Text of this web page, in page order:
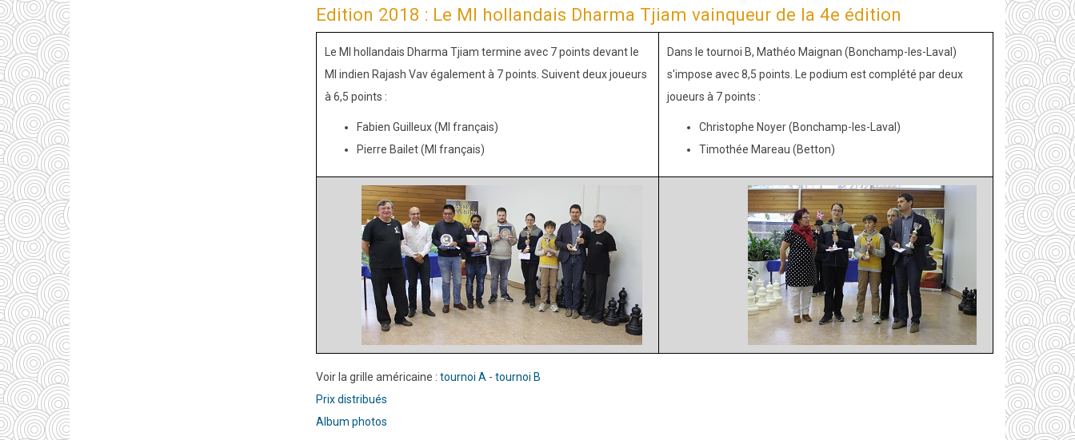
2018
Reportage
3
Bretagne
Edition 2018 : Le MI hollandais Dharma Tjiam vainqueur de la 4e édition
Le MI hollandais Dharma Tjiam termine avec 7 points devant le
MI indien Rajash Vav également à 7 points. Suivent deux joueurs
à 6,5 points :
Fabien Guilleux (MI français)
Pierre Bailet (MI français)
Dans le tournoi B, Mathéo Maignan (Bonchamp-les-Laval)
s'impose avec 8,5 points. Le podium est complété par deux
joueurs à 7 points :
Christophe Noyer (Bonchamp-les-Laval)
Timothée Mareau (Betton)
Voir la grille américaine : tournoi A - tournoi B
Prix distribués
Album photos